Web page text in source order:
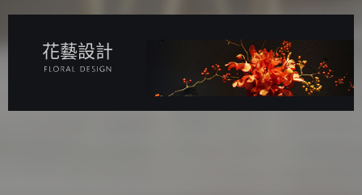
花藝設計